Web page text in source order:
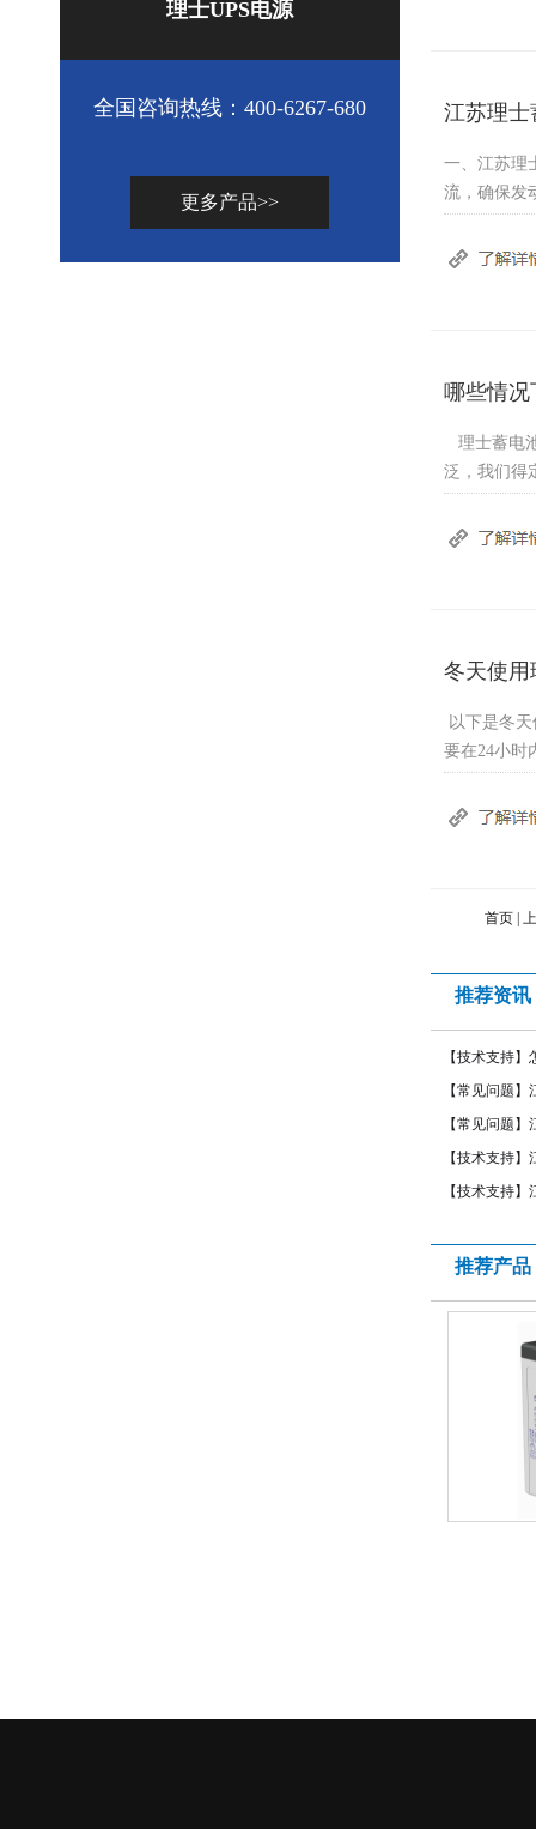
理士UPS电源
全国咨询热线：400-6267-680
更多产品>>
江苏理士
一、江苏理
流，确保发
哪些情况
理士蓄电
泛，我们得
冬天使用
以下是冬
要在24小时
首页 |
推荐资讯
【技术支持】
【常见问题】
【常见问题】
【技术支持】
【技术支持】
推荐产品